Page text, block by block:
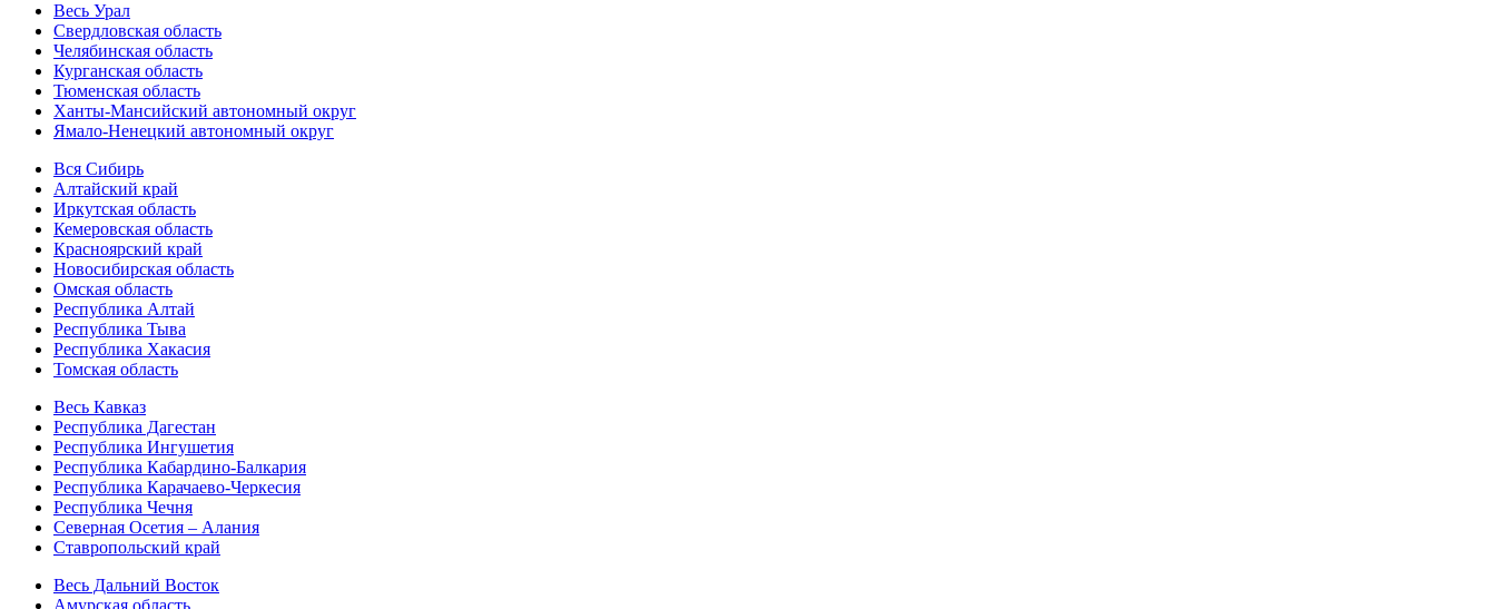
Весь Урал
Свердловская область
Челябинская область
Курганская область
Тюменская область
Ханты-Мансийский автономный округ
Ямало-Ненецкий автономный округ
Вся Сибирь
Алтайский край
Иркутская область
Кемеровская область
Красноярский край
Новосибирская область
Омская область
Республика Алтай
Республика Тыва
Республика Хакасия
Томская область
Весь Кавказ
Республика Дагестан
Республика Ингушетия
Республика Кабардино-Балкария
Республика Карачаево-Черкесия
Республика Чечня
Северная Осетия – Алания
Ставропольский край
Весь Дальний Восток
Амурская область